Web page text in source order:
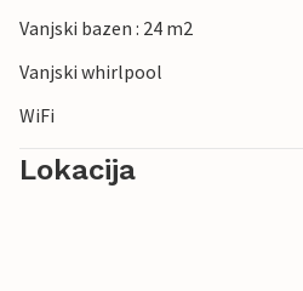
Vanjski bazen : 24 m2
Vanjski whirlpool
WiFi
Lokacija